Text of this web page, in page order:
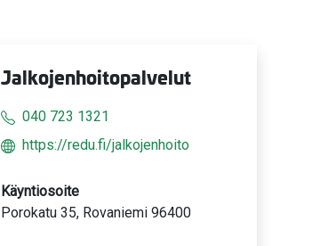
Jalkojenhoitopalvelut
040 723 1321
https://redu.fi/jalkojenhoito
Käyntiosoite
Porokatu 35, Rovaniemi 96400